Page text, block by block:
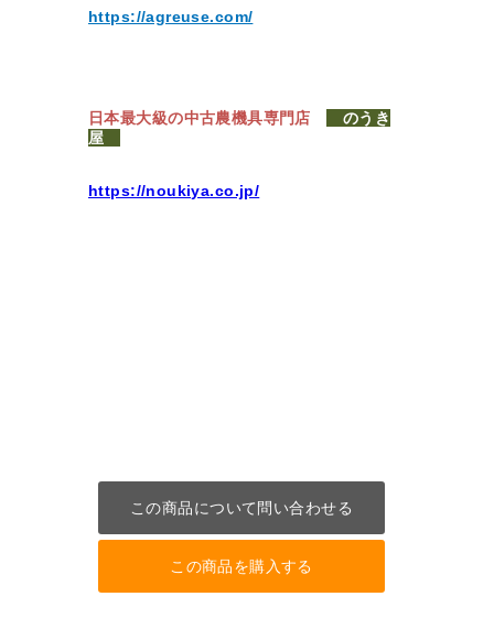
https://agreuse.com/
日本最大級の中古農機具専門店
のうき
屋
https://noukiya.co.jp/
この商品について問い合わせる
この商品を購入する